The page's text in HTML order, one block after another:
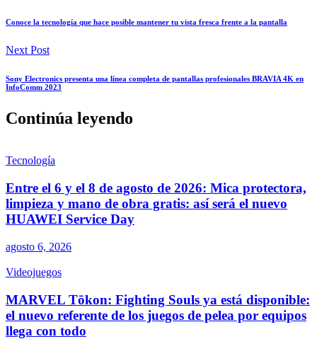
Conoce la tecnología que hace posible mantener tu vista fresca frente a la pantalla
Next Post
Sony Electronics presenta una línea completa de pantallas profesionales BRAVIA 4K en
InfoComm 2023
Continúa leyendo
Tecnología
Entre el 6 y el 8 de agosto de 2026: Mica protectora,
limpieza y mano de obra gratis: así será el nuevo
HUAWEI Service Day
agosto 6, 2026
Videojuegos
MARVEL Tōkon: Fighting Souls ya está disponible:
el nuevo referente de los juegos de pelea por equipos
llega con todo